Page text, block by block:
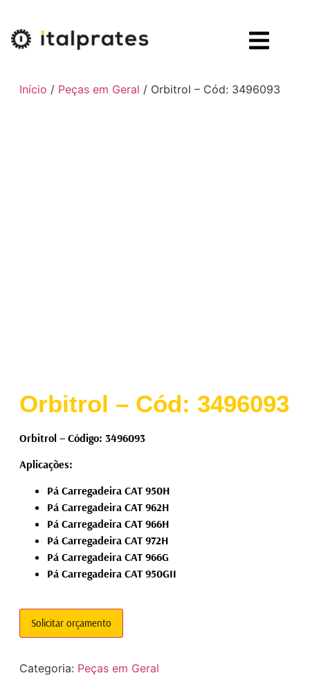
Início / Peças em Geral / Orbitrol – Cód: 3496093
Orbitrol – Cód: 3496093
Orbitrol – Código: 3496093
Aplicações:
Pá Carregadeira CAT 950H
Pá Carregadeira CAT 962H
Pá Carregadeira CAT 966H
Pá Carregadeira CAT 972H
Pá Carregadeira CAT 966G
Pá Carregadeira CAT 950GII
Solicitar orçamento
Categoria: Peças em Geral